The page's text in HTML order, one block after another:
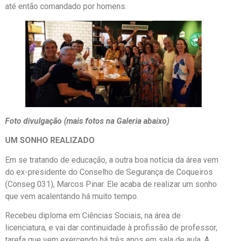
até então comandado por homens.
Foto divulgação (mais fotos na Galeria abaixo)
UM SONHO REALIZADO
Em se tratando de educação, a outra boa notícia da área vem
do ex-presidente do Conselho de Segurança de Coqueiros
(Conseg 031), Marcos Pinar. Ele acaba de realizar um sonho
que vem acalentando há muito tempo.
Recebeu diploma em Ciências Sociais, na área de
licenciatura, e vai dar continuidade à profissão de professor,